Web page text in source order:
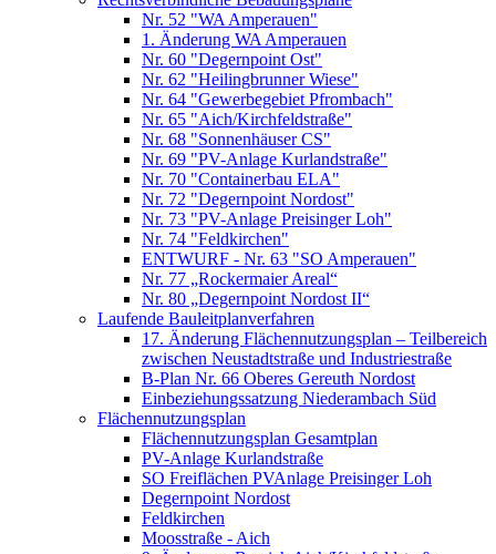
Nr. 52 "WA Amperauen"
1. Änderung WA Amperauen
Nr. 60 "Degernpoint Ost"
Nr. 62 "Heilingbrunner Wiese"
Nr. 64 "Gewerbegebiet Pfrombach"
Nr. 65 "Aich/Kirchfeldstraße"
Nr. 68 "Sonnenhäuser CS"
Nr. 69 "PV-Anlage Kurlandstraße"
Nr. 70 "Containerbau ELA"
Nr. 72 "Degernpoint Nordost"
Nr. 73 "PV-Anlage Preisinger Loh"
Nr. 74 "Feldkirchen"
ENTWURF - Nr. 63 "SO Amperauen"
Nr. 77 „Rockermaier Areal“
Nr. 80 „Degernpoint Nordost II“
Laufende Bauleitplanverfahren
17. Änderung Flächennutzungsplan – Teilbereich
zwischen Neustadtstraße und Industriestraße
B-Plan Nr. 66 Oberes Gereuth Nordost
Einbeziehungssatzung Niederambach Süd
Flächennutzungsplan
Flächennutzungsplan Gesamtplan
PV-Anlage Kurlandstraße
SO Freiflächen PV­Anlage Preisinger Loh
Degernpoint Nordost
Feldkirchen
Moosstraße - Aich